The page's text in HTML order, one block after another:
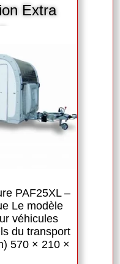
Extra
PAF25XL –
Le modèle
véhicules
du transport
570 × 210 ×